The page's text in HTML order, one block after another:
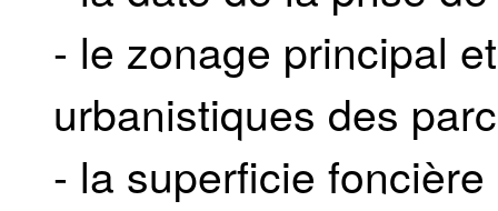
- le zonage principal
urbanistiques des
- la superficie